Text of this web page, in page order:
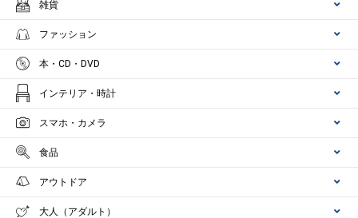
雑貨
ファッション
本・CD・DVD
インテリア・時計
スマホ・カメラ
食品
アウトドア
大人（アダルト）